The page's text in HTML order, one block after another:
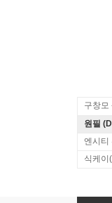
구창모
원필
식케이